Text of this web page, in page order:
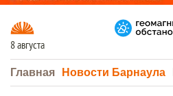
8 августа
Главная Новости Барнаула